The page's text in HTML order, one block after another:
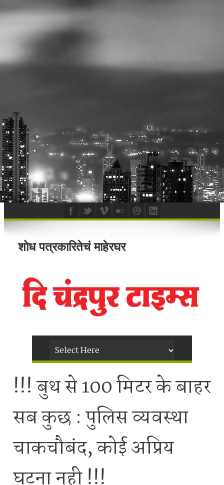
शोध पत्रकारितेचं माहेरघर
!!! बुथ से 100 मिटर के बाहर
सब कुछ : पुलिस व्यवस्था
चाकचौबंद, कोई अप्रिय
घटना नही !!!